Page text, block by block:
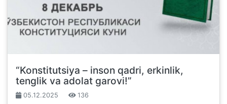
“Konstitutsiya – inson qadri, erkinlik,
tenglik va adolat garovi!”
05.12.2025 136